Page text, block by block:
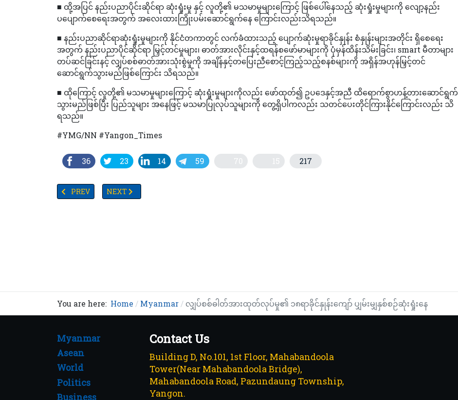
■ ထို့အပြင် နည်းပညာပိုင်းဆိုင်ရာ ဆုံးရှုံးမှု နှင့် လူတို့၏ မသမာမှုများကြောင့် ဖြစ်ပေါ်နေသည့် ဆုံးရှုံးမှုများကို လျော့နည်း
ပပျောက်စေရေးအတွက် အလေးထားကြိုးပမ်းဆောင်ရွက်နေ ကြောင်းလည်းသိရသည်။
■ နည်းပညာဆိုင်ရာဆုံးရှုံးမှုများကို နိုင်ငံတကာတွင် လက်ခံထားသည့် ပျောက်ဆုံးမှုရာခိုင်နှုန်း စံနှုန်းများအတိုင်း ရှိစေရေး
အတွက် နည်းပညာပိုင်ဆိုင်ရာ မြှင့်တင်မှုများ၊ ဓာတ်အားလိုင်းနှင့်ထရန်စဖော်မာများကို ပုံမှန်ထိန်းသိမ်းခြင်း၊ smart မီတာများ
တပ်ဆင်ခြင်းနင့် လျှပ်စစ်ဓာတ်အားသုံးစွဲမှုကို အချိန်နှင့်တပြေးညီစောင့်ကြည့်သည့်စနစ်များကို အရှိန်အဟုန်မြှင့်တင်
ဆောင်ရွက်သွားမည်ဖြစ်ကြောင်း သိရသည်။
■ ထိုကြောင့် လူတို့၏ မသမာမှုများကြောင့် ဆုံးရှုံးမှုများကိုလည်း ဖော်ထုတ်၍ ဥပဒေနှင့်အညီ ထိရောက်စွာဟန့်တားဆောင်ရွက်
သွားမည်ဖြစ်ပြီး ပြည်သူများ အနေဖြင့် မသမာပြုလုပ်သူများကို တွေ့ရှိပါကလည်း သတင်ပေးတိုင်ကြားနိုင်ကြောင်းလည်း သိ
ရသည်။
#YMG/NN #Yangon_Times
36 23 14 59 70 15 217
PREVIOUS ARTICLE: မုတ်သုံရာသီ အတွင်း ငါးဖမ်းရေယာဉ်များ ရာသီဥတုခိုလှုံနိုင်မည်နေရာများအသိပေး
PREV NEXT ARTICLE: TV YANGON TIMES ရဲ့ နေ့စဉ်သတင်းအစီအစဉ်(တိုက်ရိုက်)
NEXT
You are here: Home Myanmar လျှပ်စစ်ဓါတ်အားထုတ်လုပ်မှု၏ ၁၈ရာခိုင်နှုန်းကျော် ပျှမ်းမျှနှစ်စဉ်ဆုံးရှုံးနေ
Myanmar
Asean
World
Politics
Business
Contact Us
Building D, No.101, 1st Floor, Mahabandoola
Tower(Near Mahabandoola Bridge),
Mahabandoola Road, Pazundaung Township,
Yangon.